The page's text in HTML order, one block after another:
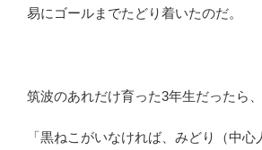
易にゴールまでたどり着いたのだ。
筑波のあれだけ育った3年生だったら、
「黒ねこがいなければ、みどり（中心